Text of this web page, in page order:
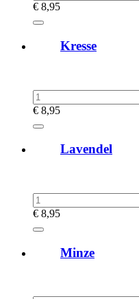
€ 8,95
Kresse
€ 8,95
Lavendel
€ 8,95
Minze